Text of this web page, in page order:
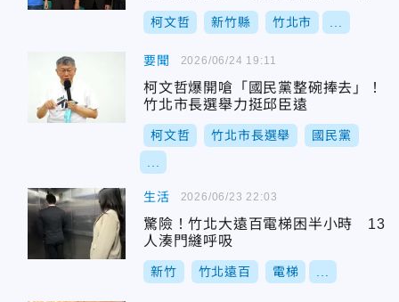
意為基礎
柯文哲 新竹縣 竹北市
要聞
柯文哲爆開嗆「國民黨整碗捧去」！
竹北市長選舉力挺邱臣遠
柯文哲 竹北市長選舉 國民黨
2026/06/24 19:11
生活
驚險！竹北大遠百電梯困半小時 13
人湊門縫呼吸
新竹 竹北遠百 電梯
2026/06/23 22:03